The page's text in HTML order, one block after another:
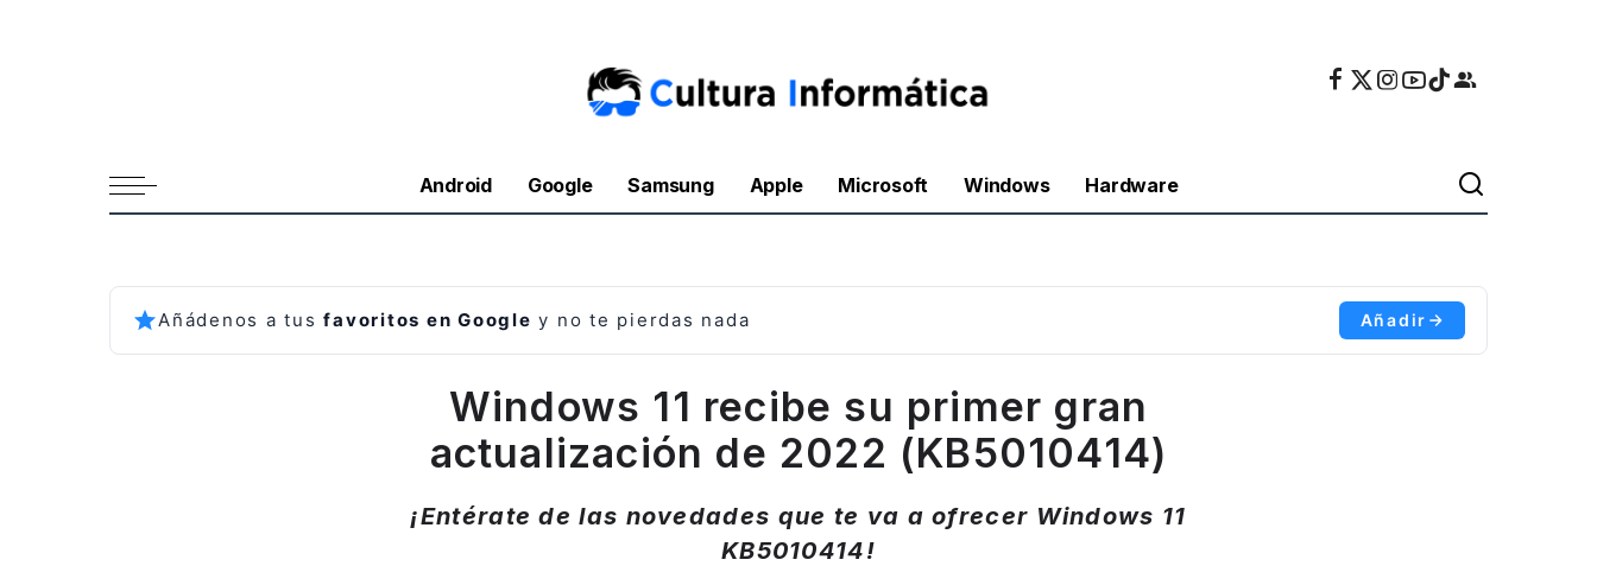
Android Google Samsung Apple Microsoft Windows Hardware
Añádenos a tusfavoritos en Google y no te pierdas nada Añadir
Windows 11 recibe su primer gran
actualización de 2022 (KB5010414)
¡Entérate de las novedades que te va a ofrecer Windows 11
KB5010414!